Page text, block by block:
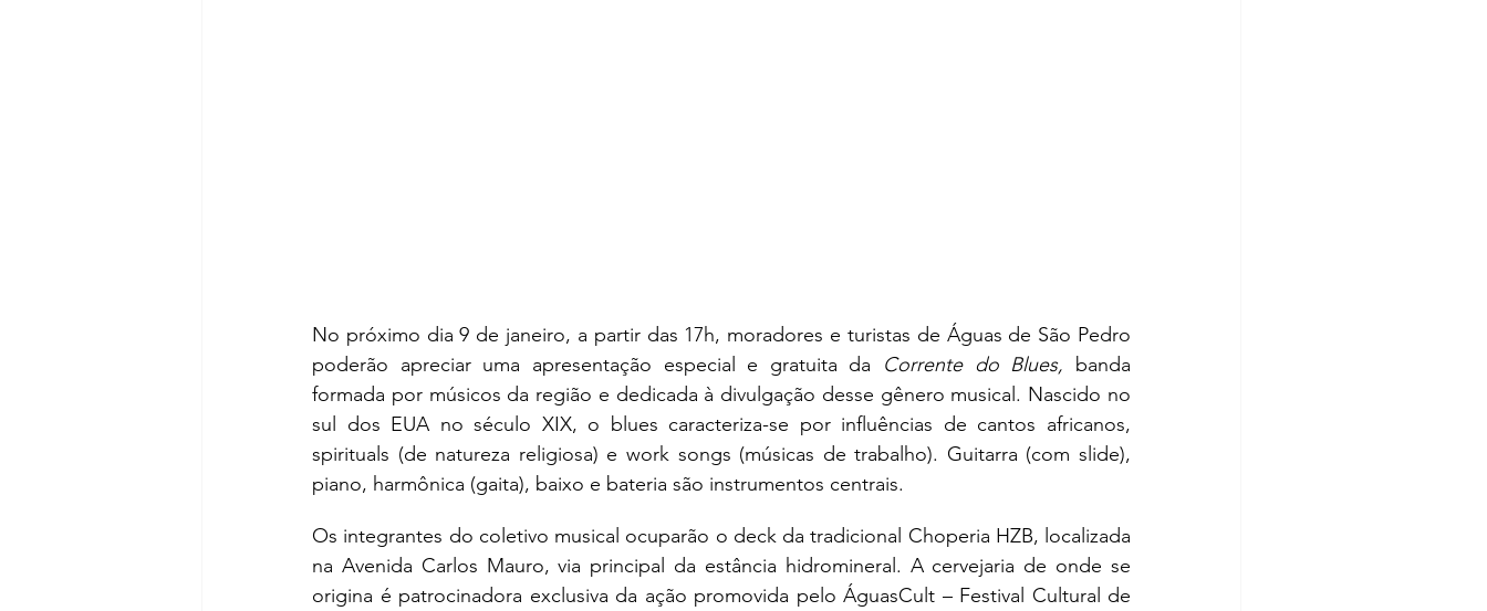
No próximo dia 9 de janeiro, a partir das 17h, moradores e turistas de Águas de São Pedro
poderão apreciar uma apresentação especial e gratuita da Corrente do Blues, banda
formada por músicos da região e dedicada à divulgação desse gênero musical. Nascido no
sul dos EUA no século XIX, o blues caracteriza-se por influências de cantos africanos,
spirituals (de natureza religiosa) e work songs (músicas de trabalho). Guitarra (com slide),
piano, harmônica (gaita), baixo e bateria são instrumentos centrais.
Os integrantes do coletivo musical ocuparão o deck da tradicional Choperia HZB, localizada
na Avenida Carlos Mauro, via principal da estância hidromineral. A cervejaria de onde se
origina é patrocinadora exclusiva da ação promovida pelo ÁguasCult – Festival Cultural de